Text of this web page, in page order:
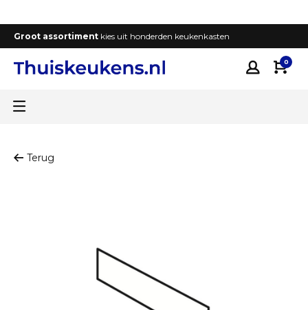
Groot assortiment kies uit honderden keukenkasten
0
Terug